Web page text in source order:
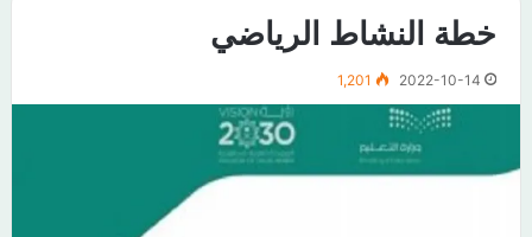
خطة النشاط الرياضي
2022-10-14
1,201